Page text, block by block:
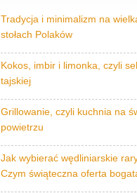
Tradycja i minimalizm na
stołach Polaków
Kokos, imbir i limonka, czyli
tajskiej
Grillowanie, czyli kuchnia na
powietrzu
Jak wybierać wędliniarskie
Czym świąteczna oferta